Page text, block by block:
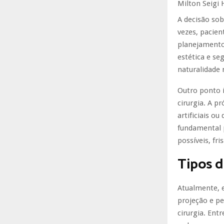
Milton Seigi
A decisão
vezes,
estética e
naturalidade
Outro ponto
cirurgia. A
artificiais ou
fundamental
possíveis,
Tipos
Atualmente,
projeção e
cirurgia.